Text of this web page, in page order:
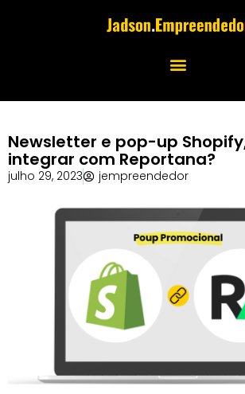
Newsletter e pop-up
integrar com Reportana?
julho 29, 2023 jempreendedor